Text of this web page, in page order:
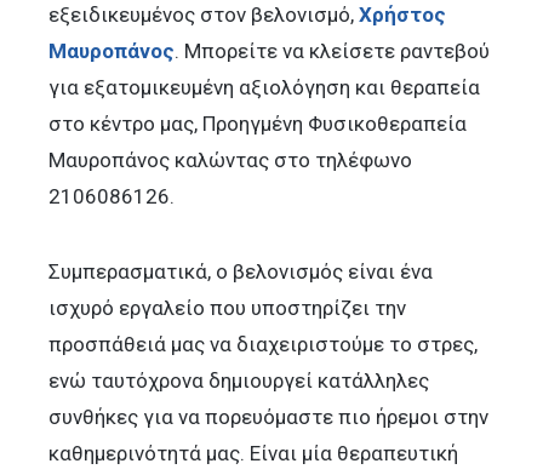
εξειδικευμένος στον βελονισμό, Χρήστος
Μαυροπάνος. Μπορείτε να κλείσετε ραντεβού
για εξατομικευμένη αξιολόγηση και θεραπεία
στο κέντρο μας, Προηγμένη Φυσικοθεραπεία
Μαυροπάνος καλώντας στο τηλέφωνο
2106086126.
Συμπερασματικά, ο βελονισμός είναι ένα
ισχυρό εργαλείο που υποστηρίζει την
προσπάθειά μας να διαχειριστούμε το στρες,
ενώ ταυτόχρονα δημιουργεί κατάλληλες
συνθήκες για να πορευόμαστε πιο ήρεμοι στην
καθημερινότητά μας. Είναι μία θεραπευτική